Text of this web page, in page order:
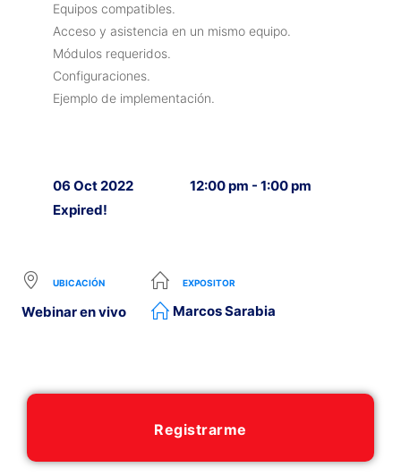
Equipos compatibles.
Acceso y asistencia en un mismo equipo.
Módulos requeridos.
Configuraciones.
Ejemplo de implementación.
06 Oct 2022
Expired!
12:00 pm - 1:00 pm
UBICACIÓN
Webinar en vivo
EXPOSITOR
Marcos Sarabia
Registrarme